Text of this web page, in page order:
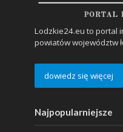
Lodzkie24.eu to portal
powiatów województw
dowiedz się więcej
Najpopularniejsze